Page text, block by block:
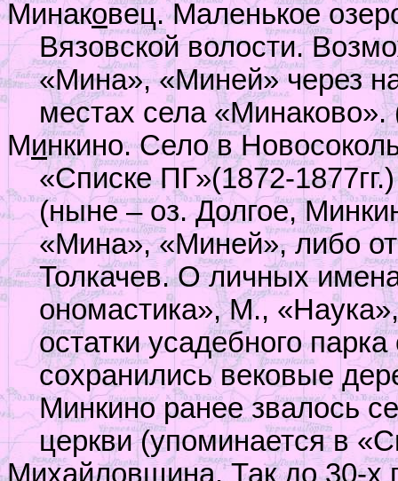
Минаковец. Маленькое
Вязовской волости.
«Мина», «Миней» через
местах села
Минкино. Село в
«Списке ПГ»(1872-
(ныне – оз. Долгое,
«Мина», «Миней», либо
Толкачев. О личных
ономастика», М.,
остатки усадебного
сохранились вековые
Минкино ранее звалось
церкви (упоминается в
Михайловщина. Так до 30-х